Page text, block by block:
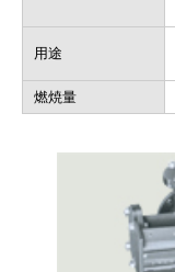
用途
燃焼量